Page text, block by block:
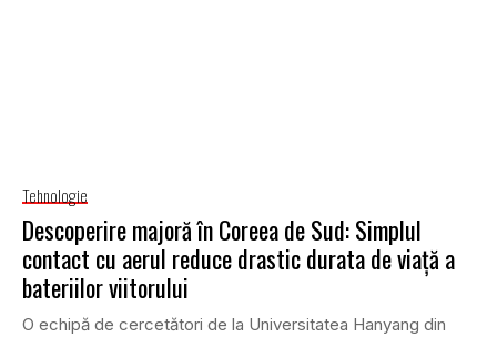
Tehnologie
Descoperire majoră în Coreea de Sud: Simplul
contact cu aerul reduce drastic durata de viață a
bateriilor viitorului
O echipă de cercetători de la Universitatea Hanyang din